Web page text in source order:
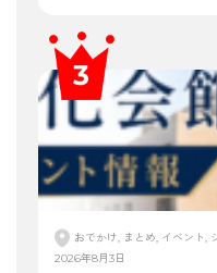
おでかけ, まとめ, イベント,
2026年8月3日